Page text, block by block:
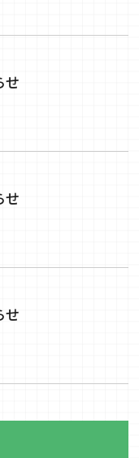
せ
せ
せ